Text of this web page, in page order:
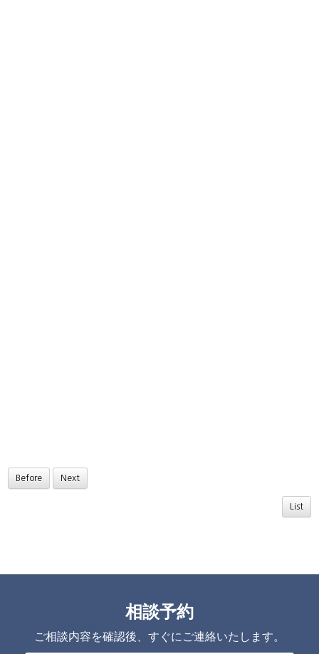
Before Next
List
相談予約
ご相談内容を確認後、すぐにご連絡いたします。